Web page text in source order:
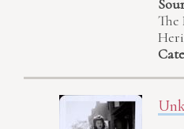
The